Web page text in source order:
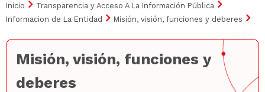
Inicio
Transparencia y Acceso A La Información Pública
Informacion de La Entidad
Misión, visión, funciones y deberes
Misión, visión, funciones y
deberes